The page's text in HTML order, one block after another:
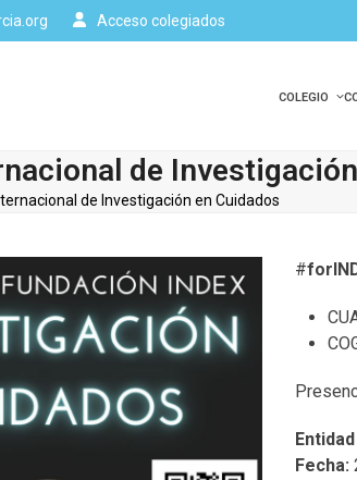
Acceso colegiados
COLEGIO
de
de Investigación en Cuidados
#
Fecha: